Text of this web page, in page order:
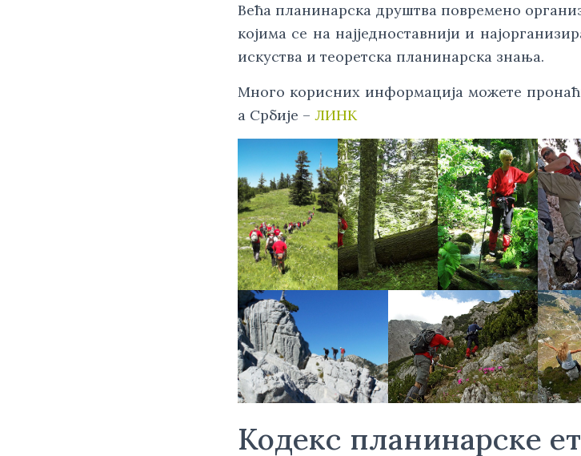
Већа планинарска друштва повремено
којима се на најједноставнији и
искуства и теоретска планинарска знања.
Много корисних информација можете
а Србије – ЛИНК
Кодекс планинарске